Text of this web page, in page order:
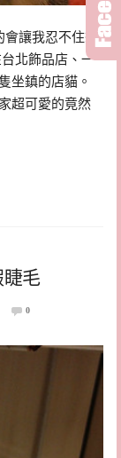
會讓我忍不住想
北飾品店、一
坐鎮的店貓。
超可愛的竟然
毛
0